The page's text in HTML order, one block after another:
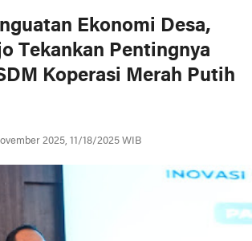
Ekonomi Desa,
Tekankan Pentingnya
Koperasi Merah Putih
2025, 11/18/2025 WIB